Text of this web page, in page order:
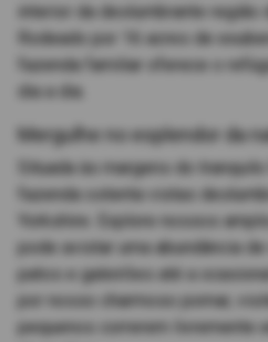
interior da deslumbrante região
Rodeado por 16 acres de
fazenda familiar oferece o
dia a dia.
Mergulhe no esplendor da
Situada às margens do
fazenda ostenta vistas
Yorkshire. Explore nossos
pode avistar uma abundância
patos e galeirões até a
por nosso charmoso pomar,
pequenos correrem livremente